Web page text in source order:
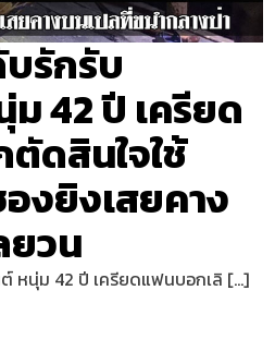
รักรับ
42 ปี เครียด
ดสินใจใช้
งยิงเสยคาง
วน
หนุ่ม 42 ปี เครียดแฟนบอกเลิ […]